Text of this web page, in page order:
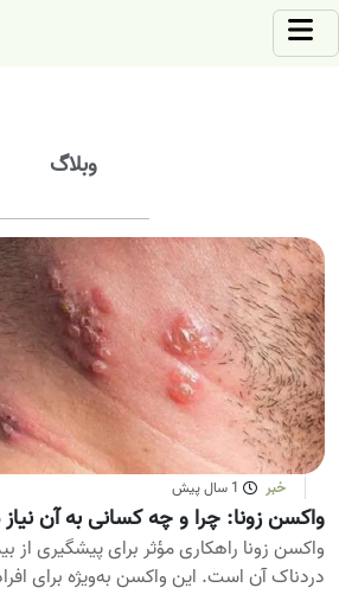
وبلاگ
خبر 1 سال پیش
واکسن زونا: چرا و چه کسانی به آن نیاز
واکسن زونا راهکاری مؤثر برای پیشگیری از
دردناک آن است. این واکسن به‌ویژه برای